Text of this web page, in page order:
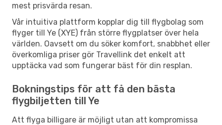
mest prisvärda resan.
Vår intuitiva plattform kopplar dig till flygbolag som
flyger till Ye (XYE) från större flygplatser över hela
världen. Oavsett om du söker komfort, snabbhet eller
överkomliga priser gör Travellink det enkelt att
upptäcka vad som fungerar bäst för din resplan.
Bokningstips för att få den bästa
flygbiljetten till Ye
Att flyga billigare är möjligt utan att kompromissa